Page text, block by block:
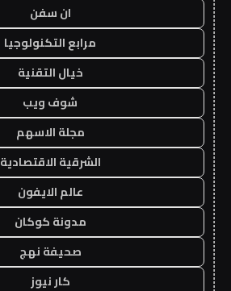
ان سفن
مرابع التكنولوجيا
خيال التقنية
شوف ويب
مجلة الاسهم
الشرقية الاقتصادية
عالم الايفون
مدونة كوكان
صحيفة نهج
كار نيوز